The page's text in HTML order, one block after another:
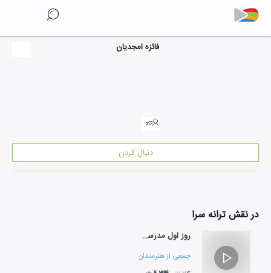
فائزه امجدیان
۰
دنبال کردن
در نقشترانه سرا
روز اول مدرسه (با کلام)
جمعی از هنرمندان